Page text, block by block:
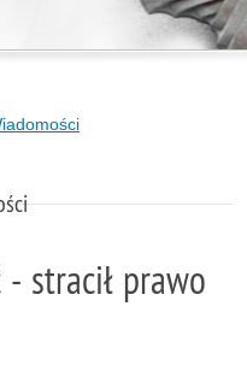
- stracił prawo